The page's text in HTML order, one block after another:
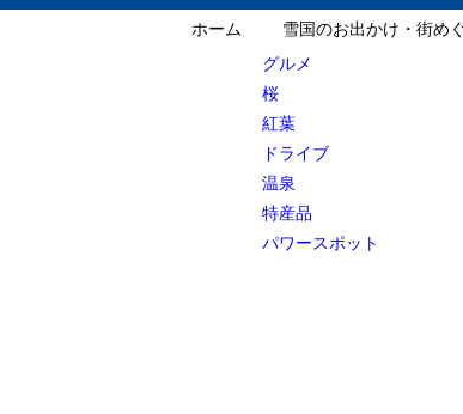
ホーム
雪国のお出かけ・街め
グルメ
桜
紅葉
ドライブ
温泉
特産品
パワースポット